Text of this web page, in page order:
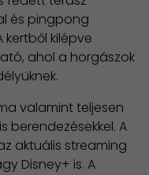
és pingpong
kertből kilépve
ahol a horgászok
valamint teljesen
berendezésekkel. A
aktuális streaming
Disney+ is. A